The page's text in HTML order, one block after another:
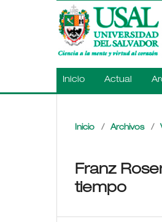
Inicio Actual
Inicio / Archivos /
Franz
tiempo